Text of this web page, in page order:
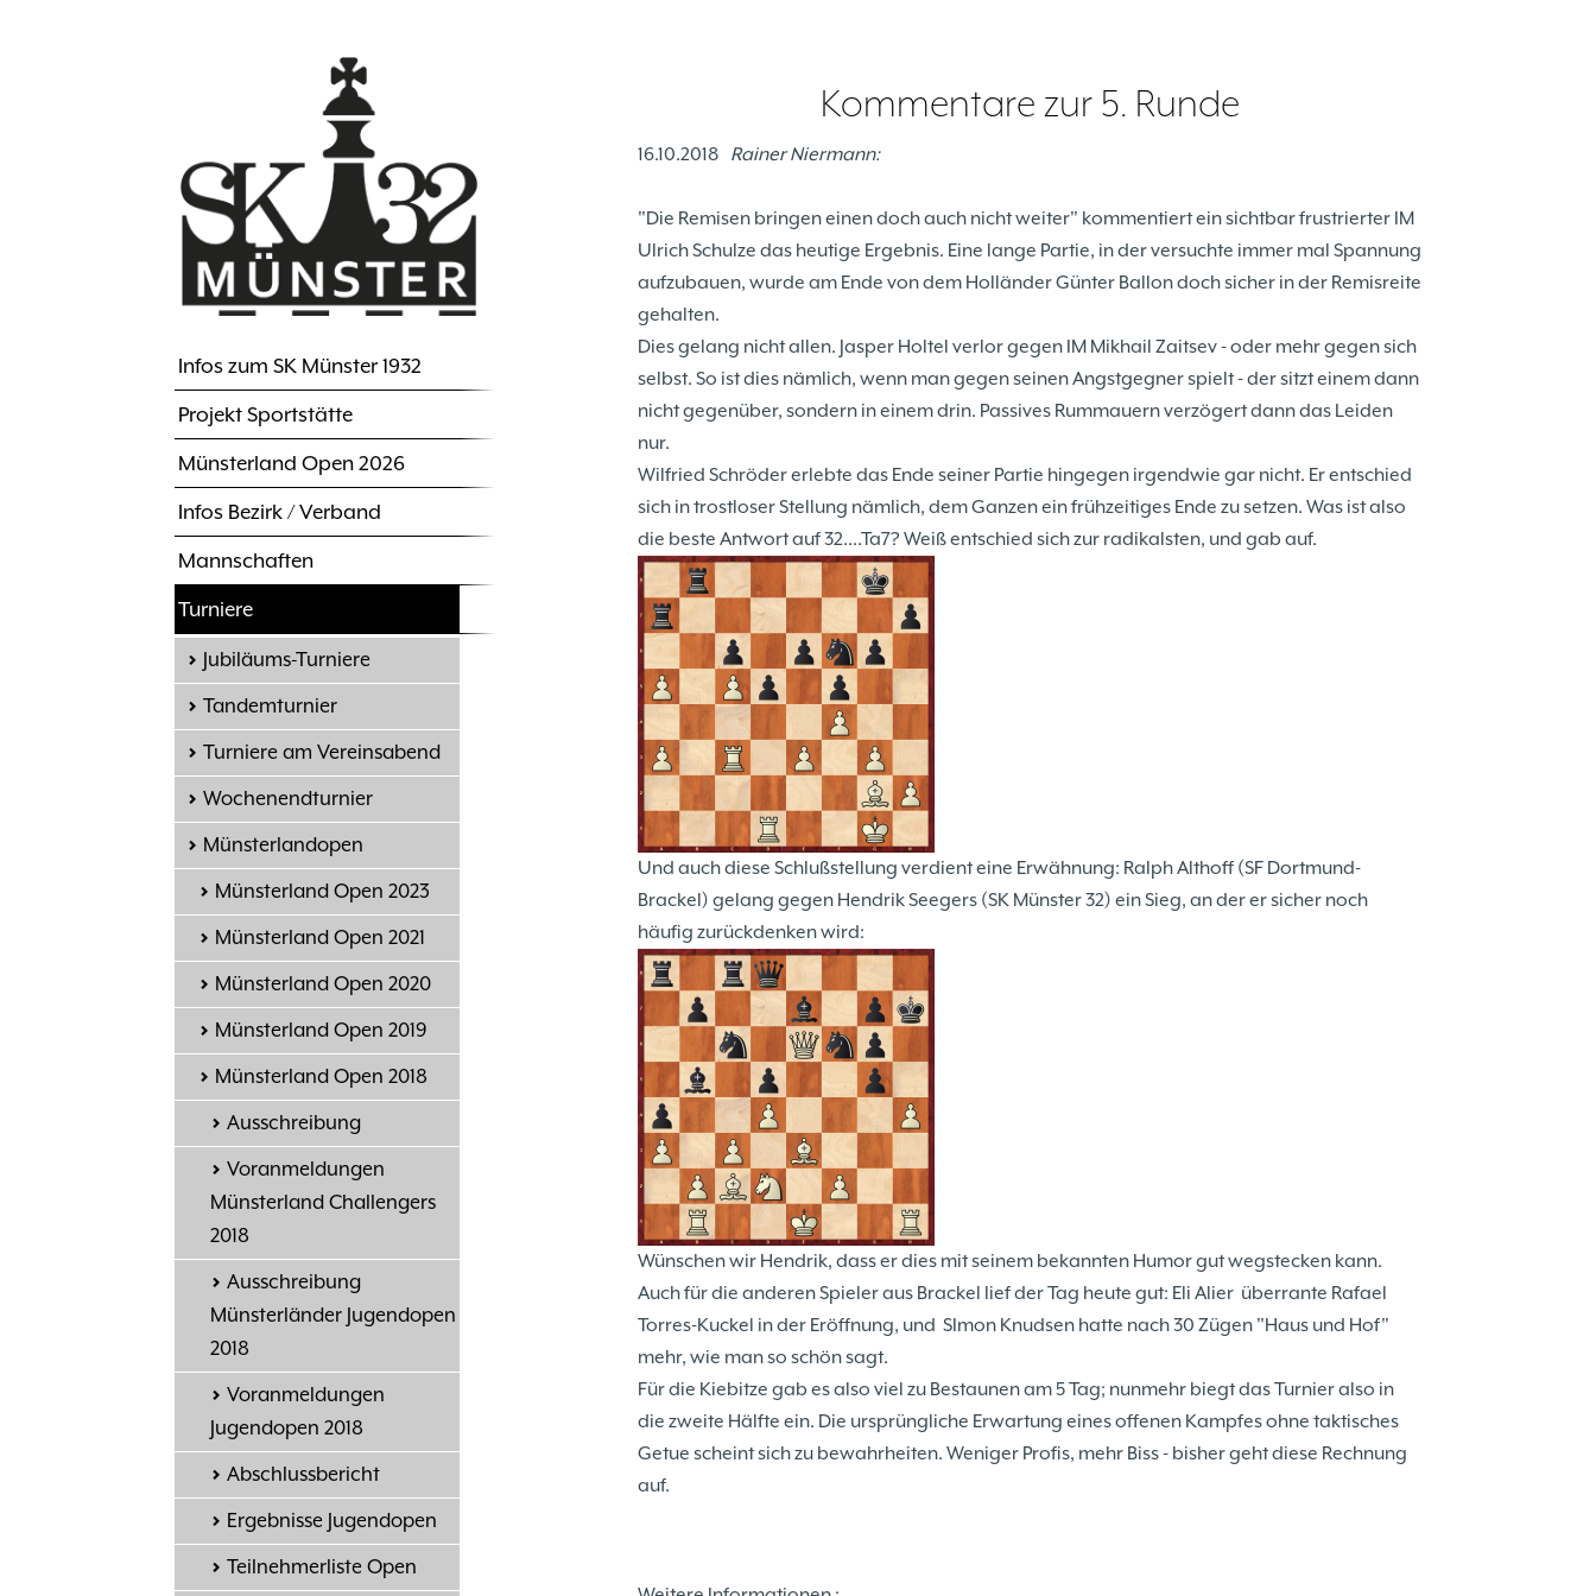
Hauptnavigation
Infos zum SK Münster 1932
Projekt Sportstätte
Münsterland Open 2026
Infos Bezirk / Verband
Mannschaften
Turniere
Jubiläums-Turniere
Tandemturnier
Turniere am Vereinsabend
Wochenendturnier
Münsterlandopen
Münsterland Open 2023
Münsterland Open 2021
Münsterland Open 2020
Münsterland Open 2019
Münsterland Open 2018
Ausschreibung
Voranmeldungen
Münsterland Challengers
2018
Ausschreibung
Münsterländer Jugendopen
2018
Voranmeldungen
Jugendopen 2018
Abschlussbericht
Ergebnisse Jugendopen
Teilnehmerliste Open
Kommentare zur 5. Runde
16.10.2018 Rainer Niermann:
"Die Remisen bringen einen doch auch nicht weiter" kommentiert ein sichtbar frustrierter IM
Ulrich Schulze das heutige Ergebnis. Eine lange Partie, in der versuchte immer mal Spannung
aufzubauen, wurde am Ende von dem Holländer Günter Ballon doch sicher in der Remisreite
gehalten.
Dies gelang nicht allen. Jasper Holtel verlor gegen IM Mikhail Zaitsev - oder mehr gegen sich
selbst. So ist dies nämlich, wenn man gegen seinen Angstgegner spielt - der sitzt einem dann
nicht gegenüber, sondern in einem drin. Passives Rummauern verzögert dann das Leiden
nur.
Wilfried Schröder erlebte das Ende seiner Partie hingegen irgendwie gar nicht. Er entschied
sich in trostloser Stellung nämlich, dem Ganzen ein frühzeitiges Ende zu setzen. Was ist also
die beste Antwort auf 32....Ta7? Weiß entschied sich zur radikalsten, und gab auf.
Und auch diese Schlußstellung verdient eine Erwähnung: Ralph Althoff (SF Dortmund-
Brackel) gelang gegen Hendrik Seegers (SK Münster 32) ein Sieg, an der er sicher noch
häufig zurückdenken wird:
Wünschen wir Hendrik, dass er dies mit seinem bekannten Humor gut wegstecken kann.
Auch für die anderen Spieler aus Brackel lief der Tag heute gut: Eli Alier überrante Rafael
Torres-Kuckel in der Eröffnung, und SImon Knudsen hatte nach 30 Zügen "Haus und Hof"
mehr, wie man so schön sagt.
Für die Kiebitze gab es also viel zu Bestaunen am 5 Tag; nunmehr biegt das Turnier also in
die zweite Hälfte ein. Die ursprüngliche Erwartung eines offenen Kampfes ohne taktisches
Getue scheint sich zu bewahrheiten. Weniger Profis, mehr Biss - bisher geht diese Rechnung
auf.